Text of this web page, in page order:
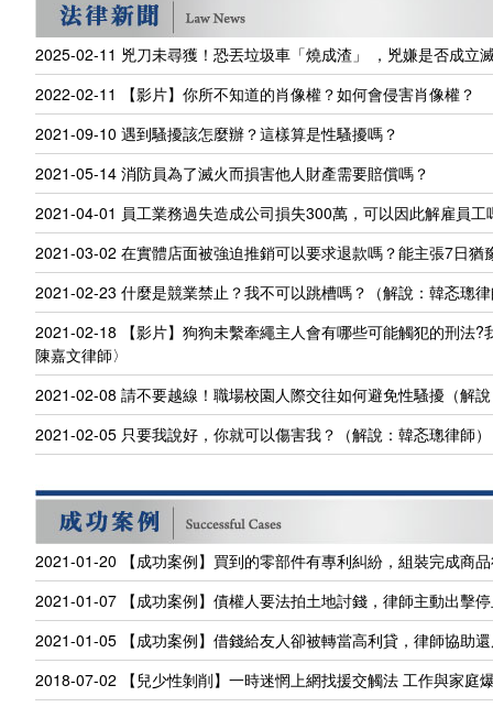
2025-02-11 兇刀未尋獲！恐丟垃圾車「燒成渣」 ，兇嫌是否成立
2022-02-11
【影片】你所不知道的肖像權？如何會侵害肖像權？
2021-09-10 遇到騷擾該怎麼辦？這樣算是性騷擾嗎？
2021-05-14 消防員為了滅火而損害他人財產需要賠償嗎？
2021-04-01 員工業務過失造成公司損失300萬，可以因此解雇員
2021-03-02 在實體店面被強迫推銷可以要求退款嗎？能主張7日猶
2021-02-23 什麼是競業禁止？我不可以跳槽嗎？（解說：韓忞璁
2021-02-18
【影片】狗狗未繫牽繩主人會有哪些可能觸犯的刑法
陳嘉文律師〉
2021-02-08 請不要越線！職場校園人際交往如何避免性騷擾（解
2021-02-05 只要我說好，你就可以傷害我？（解說：韓忞璁律師）
2021-01-20
【成功案例】買到的零部件有專利糾紛，組裝完成商
2021-01-07 【成功案例】債權人要法拍土地討錢，律師主動出擊
2021-01-05 【成功案例】借錢給友人卻被轉當高利貸，律師協助
2018-07-02
【兒少性剝削】一時迷惘上網找援交觸法 工作與家庭